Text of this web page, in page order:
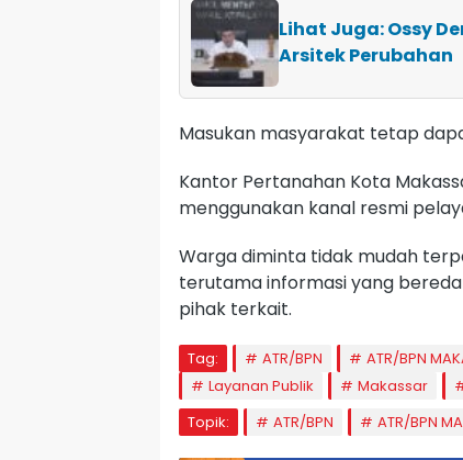
Lihat Juga: Ossy
Arsitek Perubahan
Masukan masyarakat tetap
Kantor Pertanahan Kota
menggunakan kanal resmi
Warga diminta tidak mudah
terutama informasi yang
pihak terkait.
Tag: ATR/BPN ATR/BPN
Layanan Publik
Makassar
Topik:
ATR/BPN ATR/BPN